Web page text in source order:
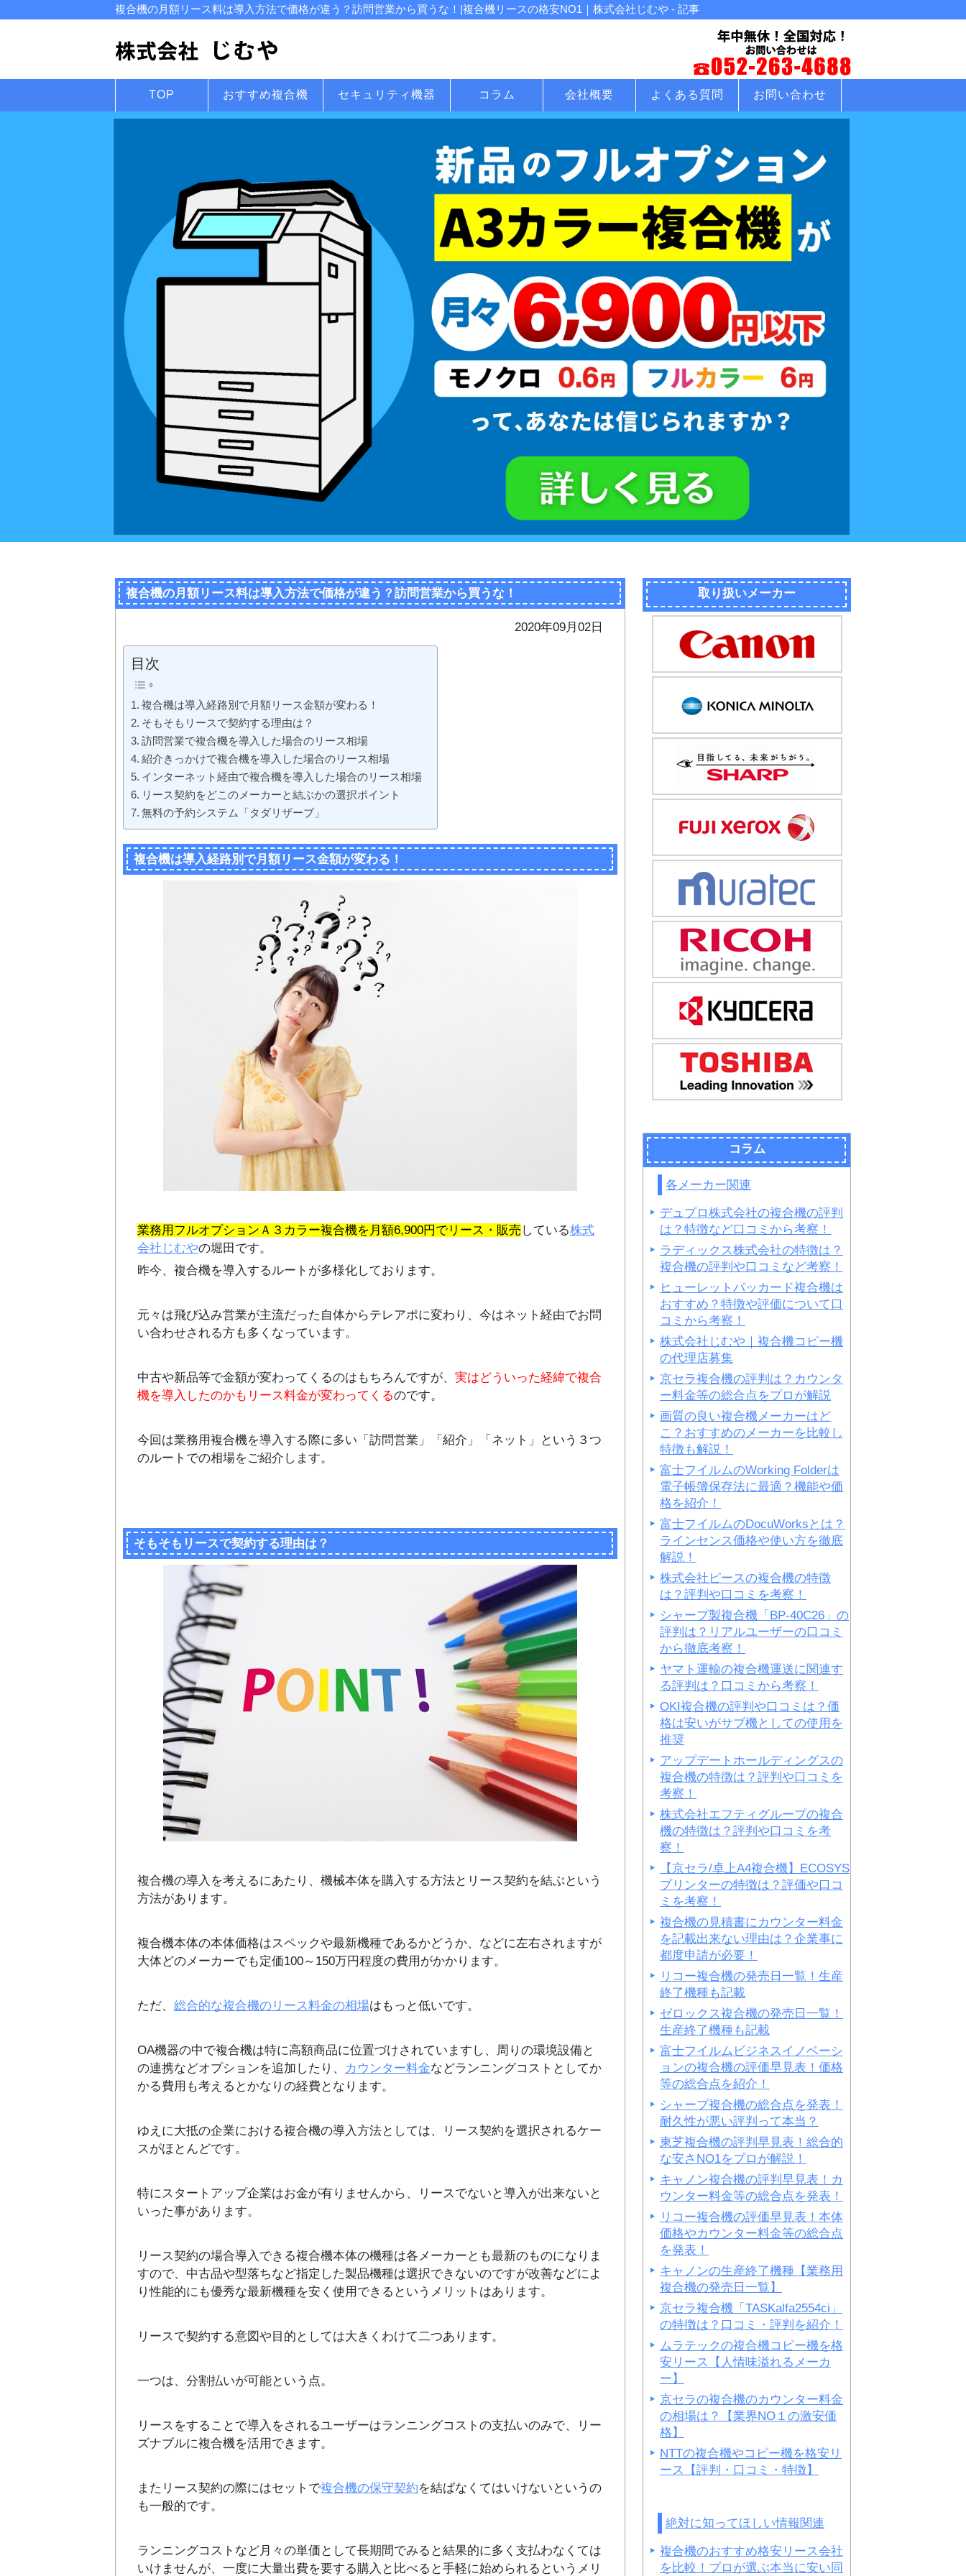
複合機の月額リース料は導入方法で価格が違う？訪問営業から買うな！|複合機リースの格安NO1｜株式会社じむや - 記事
TOP おすすめ複合機 セキュリティ機器 コラム 会社概要 よくある質問 お問い合わせ
複合機の月額リース料は導入方法で価格が違う？訪問営業から買うな！
2020年09月02日
目次
複合機は導入経路別で月額リース金額が変わる！
そもそもリースで契約する理由は？
訪問営業で複合機を導入した場合のリース相場
紹介きっかけで複合機を導入した場合のリース相場
インターネット経由で複合機を導入した場合のリース相場
リース契約をどこのメーカーと結ぶかの選択ポイント
無料の予約システム「タダリザーブ」
複合機は導入経路別で月額リース金額が変わる！
業務用フルオプションＡ３カラー複合機を月額6,900円でリース・販売 している株式
会社じむやの堀田です。
昨今、複合機を導入するルートが多様化しております。
元々は飛び込み営業が主流だった自体からテレアポに変わり、今はネット経由でお問
い合わせされる方も多くなっています。
中古や新品等で金額が変わってくるのはもちろんですが、 実はどういった経緯で複合
機を導入したのかもリース料金が変わってくるのです。
今回は業務用複合機を導入する際に多い「訪問営業」「紹介」「ネット」という３つ
のルートでの相場をご紹介します。
そもそもリースで契約する理由は？
複合機の導入を考えるにあたり、機械本体を購入する方法とリース契約を結ぶという
方法があります。
複合機本体の本体価格はスペックや最新機種であるかどうか、などに左右されますが
大体どのメーカーでも定価100～150万円程度の費用がかかります。
ただ、 総合的な複合機のリース料金の相場はもっと低いです。
OA機器の中で複合機は特に高額商品に位置づけされていますし、周りの環境設備と
の連携などオプションを追加したり、
カウンター料金などランニングコストとしてか
かる費用も考えるとかなりの経費となります。
ゆえに大抵の企業における複合機の導入方法としては、リース契約を選択されるケー
スがほとんどです。
特にスタートアップ企業はお金が有りませんから、リースでないと導入が出来ないと
いった事があります。
リース契約の場合導入できる複合機本体の機種は各メーカーとも最新のものになりま
すので、中古品や型落ちなど指定した製品機種は選択できないのですが改善などによ
り性能的にも優秀な最新機種を安く使用できるというメリットはあります。
リースで契約する意図や目的としては大きくわけて二つあります。
一つは、分割払いが可能という点。
リースをすることで導入をされるユーザーはランニングコストの支払いのみで、リー
ズナブルに複合機を活用できます。
またリース契約の際にはセットで複合機の保守契約を結ばなくてはいけないというの
も一般的です。
ランニングコストなど月々の単価として長期間でみると結果的に多く支払わなくては
いけませんが、一度に大量出費を要する購入と比べると手軽に始められるというメリ
取り扱いメーカー
コラム
各メーカー関連
デュプロ株式会社の複合機の評判
は？特徴など口コミから考察！
ラディックス株式会社の特徴は？
複合機の評判や口コミなど考察！
ヒューレットパッカード複合機は
おすすめ？特徴や評価について口
コミから考察！
株式会社じむや｜複合機コピー機
の代理店募集
京セラ複合機の評判は？カウンタ
ー料金等の総合点をプロが解説
画質の良い複合機メーカーはど
こ？おすすめのメーカーを比較し
特徴も解説！
富士フイルムのWorking Folderは
電子帳簿保存法に最適？機能や価
格を紹介！
富士フイルムのDocuWorksとは？
ラインセンス価格や使い方を徹底
解説！
株式会社ピースの複合機の特徴
は？評判や口コミを考察！
シャープ製複合機「BP-40C26」の
評判は？リアルユーザーの口コミ
から徹底考察！
ヤマト運輸の複合機運送に関連す
る評判は？口コミから考察！
OKI複合機の評判や口コミは？価
格は安いがサブ機としての使用を
推奨
アップデートホールディングスの
複合機の特徴は？評判や口コミを
考察！
株式会社エフティグループの複合
機の特徴は？評判や口コミを考
察！
【京セラ/卓上A4複合機】ECOSYS
プリンターの特徴は？評価や口コ
ミを考察！
複合機の見積書にカウンター料金
を記載出来ない理由は？企業事に
都度申請が必要！
リコー複合機の発売日一覧！生産
終了機種も記載
ゼロックス複合機の発売日一覧！
生産終了機種も記載
富士フイルムビジネスイノベーシ
ョンの複合機の評価早見表！価格
等の総合点を紹介！
シャープ複合機の総合点を発表！
耐久性が悪い評判って本当？
東芝複合機の評判早見表！総合的
な安さNO1をプロが解説！
キャノン複合機の評判早見表！カ
ウンター料金等の総合点を発表！
リコー複合機の評価早見表！本体
価格やカウンター料金等の総合点
を発表！
キャノンの生産終了機種【業務用
複合機の発売日一覧】
京セラ複合機「TASKalfa2554ci」
の特徴は？口コミ・評判を紹介！
ムラテックの複合機コピー機を格
安リース【人情味溢れるメーカ
ー】
京セラの複合機のカウンター料金
の相場は？【業界NO１の激安価
格】
NTTの複合機やコピー機を格安リ
ース【評判・口コミ・特徴】
絶対に知ってほしい情報関連
複合機のおすすめ格安リース会社
を比較！プロが選ぶ本当に安い同